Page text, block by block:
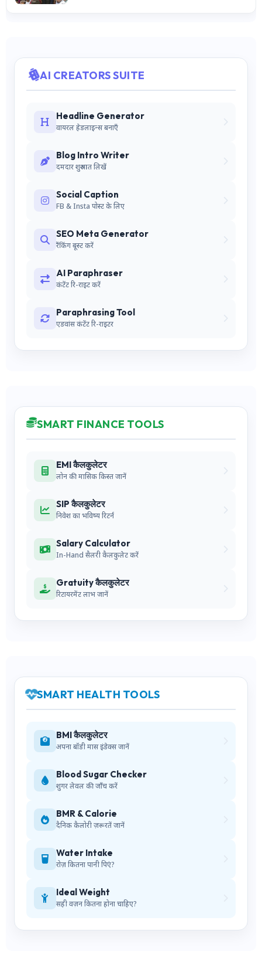
AI CREATORS SUITE
Headline Generator
वायरल हेडलाइन्स बनाएँ
Blog Intro Writer
दमदार शुरुआत लिखें
Social Caption
FB & Insta पोस्ट के लिए
SEO Meta Generator
रैंकिंग बूस्ट करें
AI Paraphraser
कंटेंट रि-राइट करें
Paraphrasing Tool
एडवांस कंटेंट रि-राइटर
SMART FINANCE TOOLS
EMI कैलकुलेटर
लोन की मासिक किस्त जानें
SIP कैलकुलेटर
निवेश का भविष्य रिटर्न
Salary Calculator
In-Hand सैलरी कैलकुलेट करें
Gratuity कैलकुलेटर
रिटायरमेंट लाभ जानें
SMART HEALTH TOOLS
BMI कैलकुलेटर
अपना बॉडी मास इंडेक्स जानें
Blood Sugar Checker
शुगर लेवल की जाँच करें
BMR & Calorie
दैनिक कैलोरी ज़रूरतें जानें
Water Intake
रोज़ कितना पानी पिएं?
Ideal Weight
सही वज़न कितना होना चाहिए?